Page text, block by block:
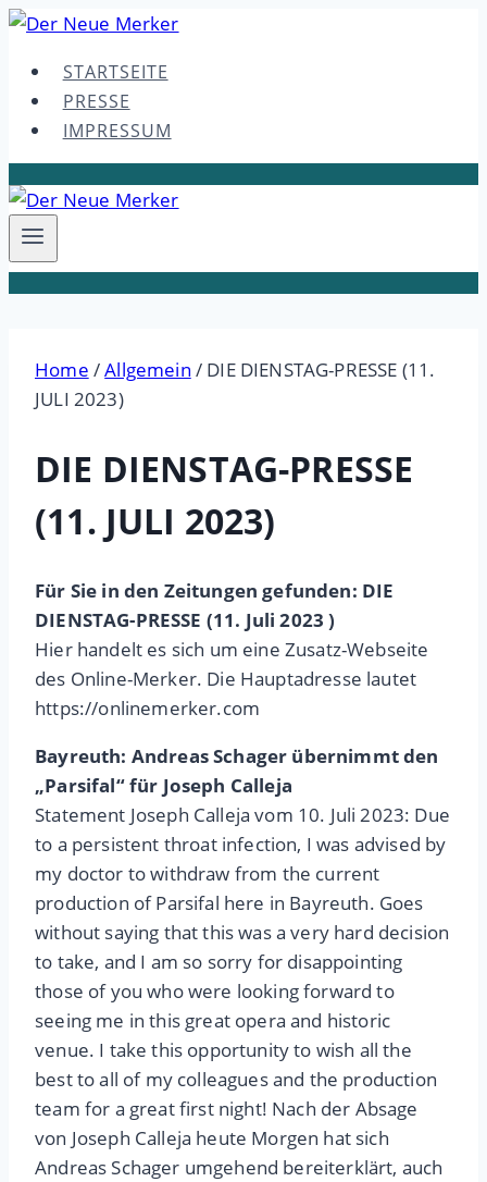
Skip
contentSTARTSEITE
PRESSE
IMPRESSUM
Home /Allgemein / DIE DIENSTAG-PRESSE (11.
JULI 2023)
DIE DIENSTAG-PRESSE
(11. JULI 2023)
Für Sie in den Zeitungen gefunden: DIE
DIENSTAG-PRESSE (11. Juli 2023 )
Hier handelt es sich um eine Zusatz-Webseite
des Online-Merker. Die Hauptadresse lautet
https://onlinemerker.com
Bayreuth: Andreas Schager übernimmt den
„Parsifal“ für Joseph Calleja
Statement Joseph Calleja vom 10. Juli 2023: Due
to a persistent throat infection, I was advised by
my doctor to withdraw from the current
production of Parsifal here in Bayreuth. Goes
without saying that this was a very hard decision
to take, and I am so sorry for disappointing
those of you who were looking forward to
seeing me in this great opera and historic
venue. I take this opportunity to wish all the
best to all of my colleagues and the production
team for a great first night! Nach der Absage
von Joseph Calleja heute Morgen hat sich
Andreas Schager umgehend bereiterklärt, auch